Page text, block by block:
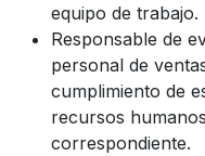
equipo de trabajo.
Responsable de
personal de
cumplimiento de
recursos
correspondiente.